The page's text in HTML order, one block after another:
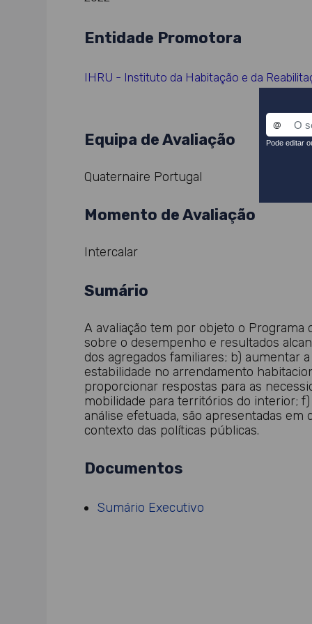
Entidade Promotora
IHRU - Instituto da Habitação e da
Equipa de Avaliação
Quaternaire Portugal
Momento de Avaliação
Intercalar
Sumário
A avaliação tem por objeto o
sobre o desempenho e resultados
dos agregados familiares; b) aumentar
estabilidade no arrendamento
proporcionar respostas para as
mobilidade para territórios do interior;
análise efetuada, são apresentadas
contexto das políticas públicas.
Documentos
Sumário Executivo